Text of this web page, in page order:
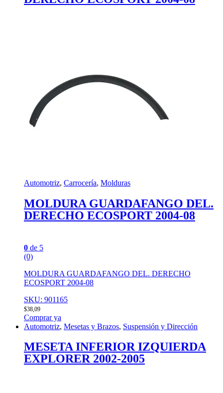
Automotriz, Carrocería, Molduras
MOLDURA GUARDAFANGO DEL.
DERECHO ECOSPORT 2004-08
0 de 5
(0)
MOLDURA GUARDAFANGO DEL. DERECHO
ECOSPORT 2004-08
SKU: 901165
$38,09
Comprar ya
Automotriz, Mesetas y Brazos, Suspensión y Dirección
MESETA INFERIOR IZQUIERDA
EXPLORER 2002-2005